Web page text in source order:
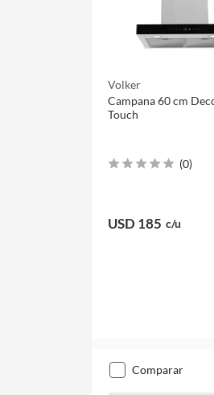
Volker
Campana 60 cm
Touch
(0)
USD 185 c/u
comparar